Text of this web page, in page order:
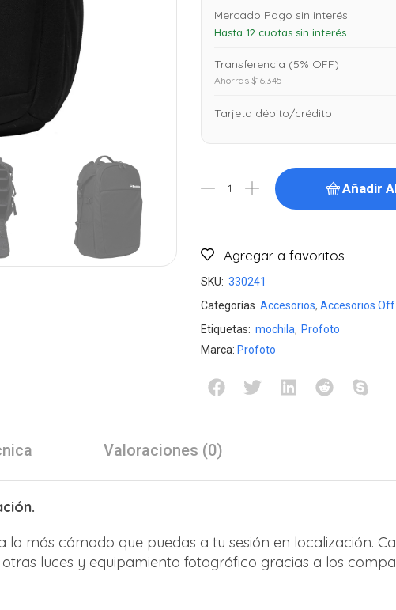
Mercado Pago sin interés
Hasta 12 cuotas sin interés
Transferencia (5% OFF)
Ahorras $16.345
Tarjeta débito/crédito
Añadir
Agregar a favoritos
SKU: 330241
Categorías Accesorios, Accesorios
Etiquetas: mochila, Profoto
Marca: Profoto
Valoraciones (0)
más cómodo que puedas a tu sesión en localización.
luces y equipamiento fotográfico gracias a los